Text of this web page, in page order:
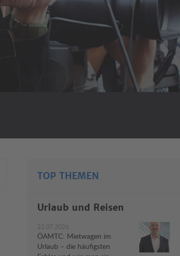
TOP THEMEN
Urlaub und Reisen
22.07.2026
ÖAMTC: Mietwagen im
Urlaub – die häufigsten